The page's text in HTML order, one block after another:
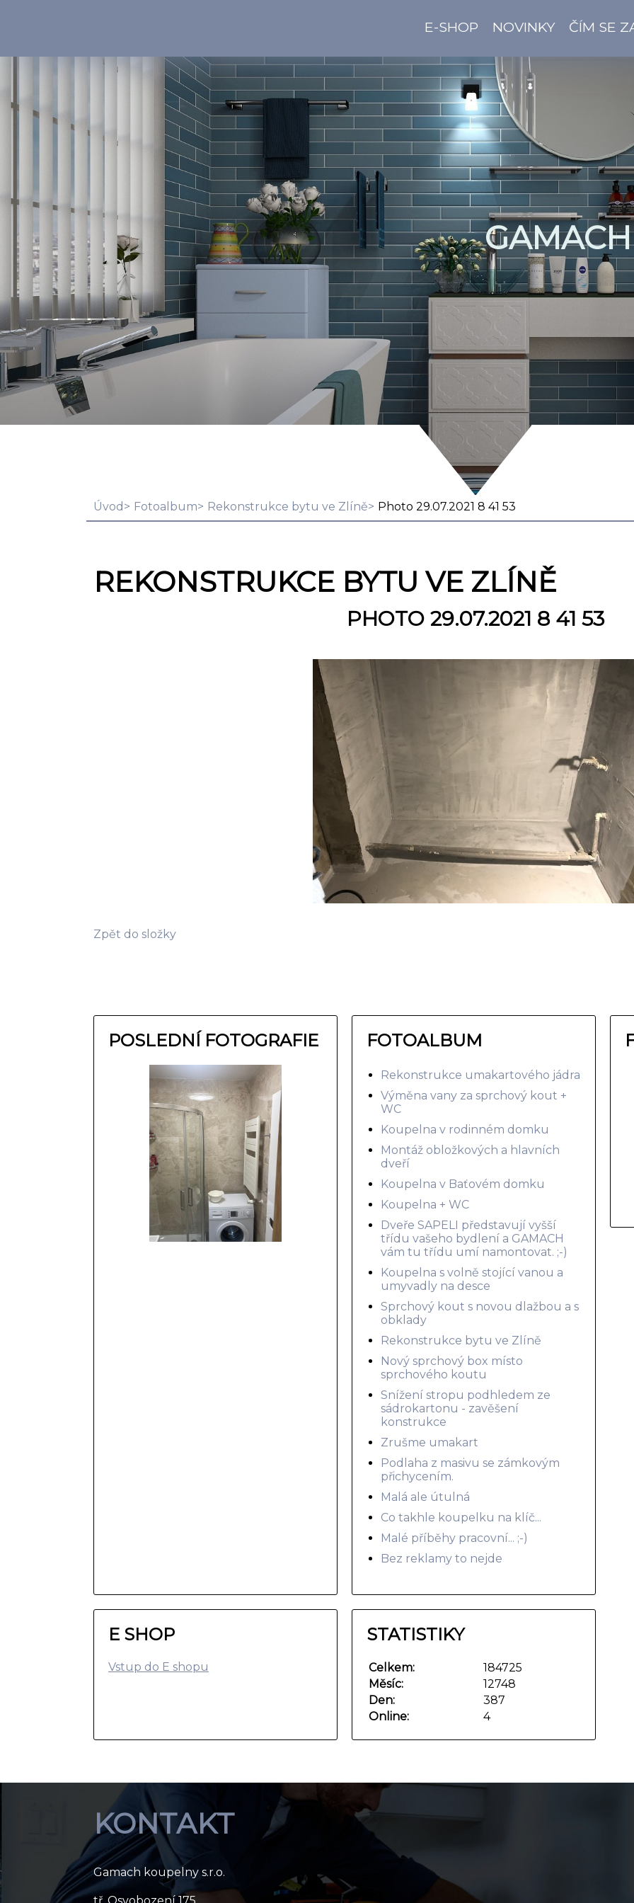
E-SHOP NOVINKY ČÍM SE
Úvod Fotoalbum Rekonstrukce bytu ve Zlíně Photo 29.07.2021 8 41 53
REKONSTRUKCE BYTU VE ZLÍNĚ
PHOTO 29.07.2021 8 41 53
Zpět do složky
POSLEDNÍ FOTOGRAFIE FOTOALBUM
Rekonstrukce umakartového jádra
Výměna vany za sprchový kout +
WC
Koupelna v rodinném domku
Montáž obložkových a hlavních
dveří
Koupelna v Baťovém domku
Koupelna + WC
Dveře SAPELI představují vyšší
třídu vašeho bydlení a GAMACH
vám tu třídu umí namontovat. ;-)
Koupelna s volně stojící vanou a
umyvadly na desce
Sprchový kout s novou dlažbou a s
obklady
Rekonstrukce bytu ve Zlíně
Nový sprchový box místo
sprchového koutu
Snížení stropu podhledem ze
sádrokartonu - zavěšení
konstrukce
Zrušme umakart
Podlaha z masivu se zámkovým
přichycením.
Malá ale útulná
Co takhle koupelku na klíč...
Malé příběhy pracovní... ;-)
Bez reklamy to nejde
E SHOP
Vstup do E shopu
STATISTIKY
Online: 4
Celkem:
184725
Měsíc:
12748
Den:
387
KONTAKT
Gamach koupelny s.r.o.